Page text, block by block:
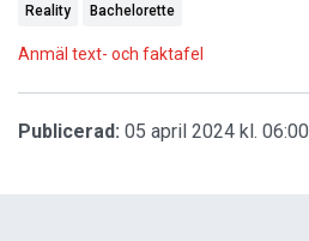
Reality Bachelorette
Anmäl text- och faktafel
Publicerad: 05 april 2024 kl. 06:00